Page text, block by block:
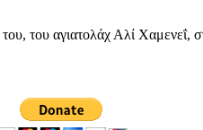
του αγιατολάχ Αλί Χαμενεΐ,